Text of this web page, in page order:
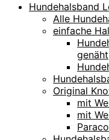
Hundehalsband
Alle
einfache
genäht
Original
mit
mit